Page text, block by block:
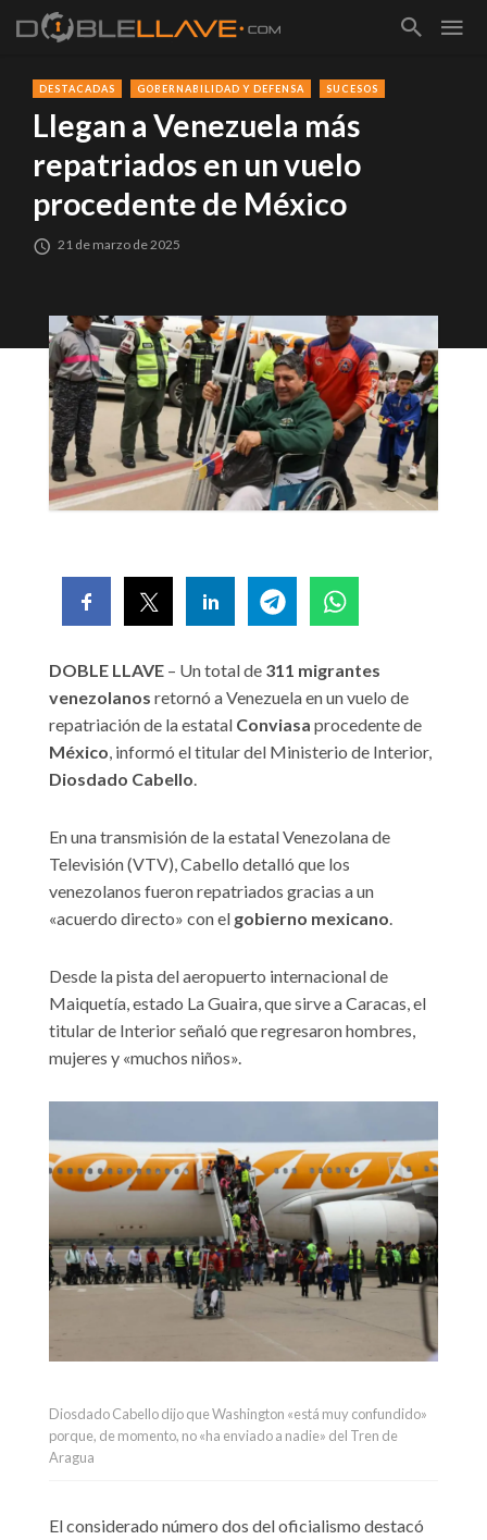
DESTACADAS GOBERNABILIDAD Y DEFENSA SUCESOS
Llegan a Venezuela más
repatriados en un vuelo
procedente de México
21 de marzo de 2025
DOBLE LLAVE – Un total de 311 migrantes
venezolanos retornó a Venezuela en un vuelo de
repatriación de la estatal Conviasa procedente de
México, informó el titular del Ministerio de Interior,
Diosdado Cabello.
En una transmisión de la estatal Venezolana de
Televisión (VTV), Cabello detalló que los
venezolanos fueron repatriados gracias a un
«acuerdo directo» con el gobierno mexicano.
Desde la pista del aeropuerto internacional de
Maiquetía, estado La Guaira, que sirve a Caracas, el
titular de Interior señaló que regresaron hombres,
mujeres y «muchos niños».
Diosdado Cabello dijo que Washington «está muy confundido»
porque, de momento, no «ha enviado a nadie» del Tren de
Aragua
El considerado número dos del oficialismo destacó